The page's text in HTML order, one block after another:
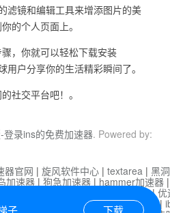
镜和编辑工具来增添图片的美
的个人页面上。
，你就可以轻松下载安装
户分享你的生活精彩瞬间了。
交平台吧！。
录ins的免费加速器. Powered by:
子 下载
器官网 | 旋风软件中心 | textarea | 黑
加速器 | 狗急加速器 | hammer加速器
迷雾通|优
快橙加速器|anycast加速器 |